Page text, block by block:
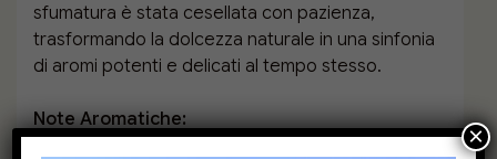
sfumatura è stata cesellata con pazienza,
trasformando la dolcezza naturale in una sinfonia
di aromi potenti e delicati al tempo stesso.
Note Aromatiche:
×